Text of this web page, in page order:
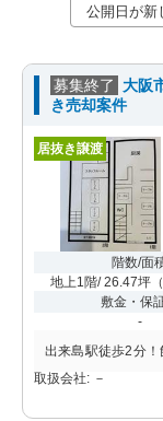
募集終了
大阪
き売却案件
居抜き譲渡
階数/面
地上1階/ 26.47坪 （
敷金・保
-
出来島駅徒歩2分！
取扱会社: －